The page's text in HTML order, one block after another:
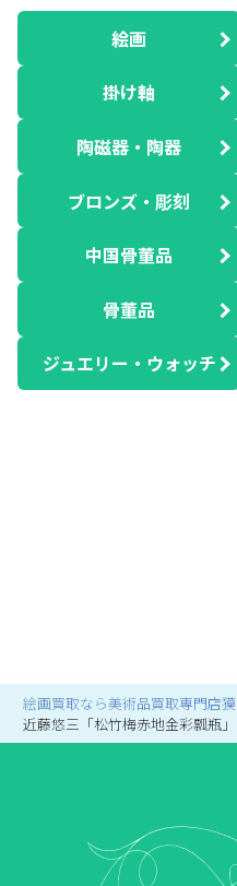
絵画買取なら美術品買取専門店獏
近藤悠三「松竹梅赤地金彩瓢瓶」
絵画
掛け軸
陶磁器・陶器
ブロンズ・彫刻
中国骨董品
骨董品
ジュエリー・ウォッチ